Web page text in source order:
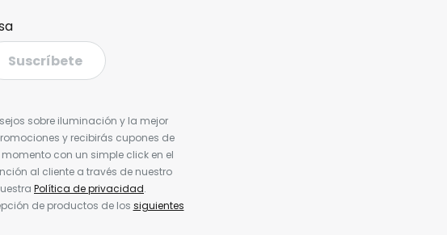
Suscríbete
sobre iluminación y la mejor
y recibirás cupones de
con un simple click en el
al cliente a través de nuestro
Política de privacidad.
de productos de los siguientes